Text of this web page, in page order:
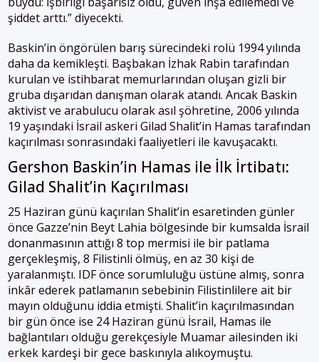
şiddet arttı.” diyecekti.
Baskin’in öngörülen barış sürecindeki rolü 1994 yılında
daha da kemikleşti. Başbakan İzhak Rabin tarafından
kurulan ve istihbarat memurlarından oluşan gizli bir
gruba dışarıdan danışman olarak atandı. Ancak Baskin
aktivist ve arabulucu olarak asıl şöhretine, 2006 yılında
19 yaşındaki İsrail askeri Gilad Shalit’in Hamas tarafından
kaçırılması sonrasındaki faaliyetleri ile kavuşacaktı.
Gershon Baskin’in Hamas ile İlk İrtibatı:
Gilad Shalit’in Kaçırılması
25 Haziran günü kaçırılan Shalit’in esaretinden günler
önce Gazze’nin Beyt Lahia bölgesinde bir kumsalda İsrail
donanmasının attığı 8 top mermisi ile bir patlama
gerçekleşmiş, 8 Filistinli ölmüş, en az 30 kişi de
yaralanmıştı. IDF önce sorumluluğu üstüne almış, sonra
inkâr ederek patlamanın sebebinin Filistinlilere ait bir
mayın olduğunu iddia etmişti. Shalit’in kaçırılmasından
bir gün önce ise 24 Haziran günü İsrail, Hamas ile
bağlantıları olduğu gerekçesiyle Muamar ailesinden iki
erkek kardeşi bir gece baskınıyla alıkoymuştu.